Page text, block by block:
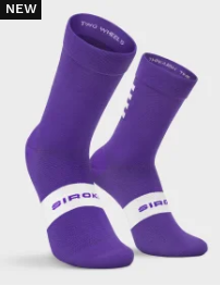
NEW